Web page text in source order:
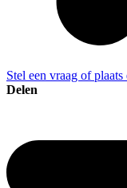
Stel een vraag of
Delen